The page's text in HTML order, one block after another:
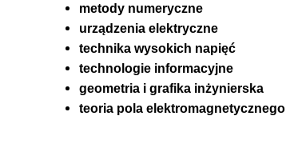
metody numeryczne
urządzenia elektryczne
technika wysokich napięć
technologie informacyjne
geometria i grafika inżynierska
teoria pola elektromagnetycznego